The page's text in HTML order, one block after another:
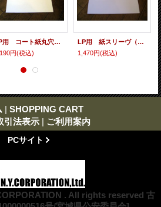
LP用 コート紙丸穴ジャケ 10枚セット
円(税込)
LP用 紙スリーヴ（レギュラー 四角の角） 10枚セット
1,470円(税込)
| SHOPPING CART
引法表示 | ご利用案内
PCサイト
. All rights reserved 古